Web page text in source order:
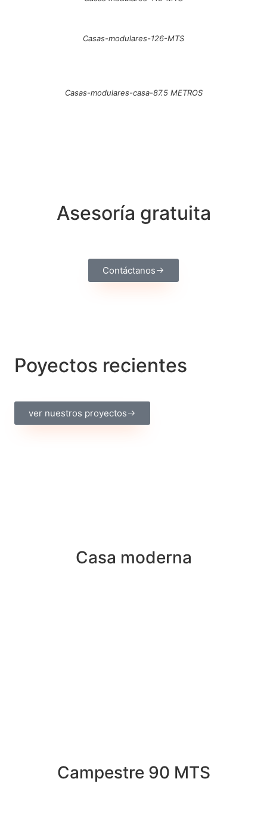
Casas-modulares-126-MTS
Casas-modulares-casa-87.5 METROS
Asesoría gratuita
Contáctanos
Poyectos recientes
ver nuestros proyectos
Casa moderna
01.
Campestre 90 MTS
02.